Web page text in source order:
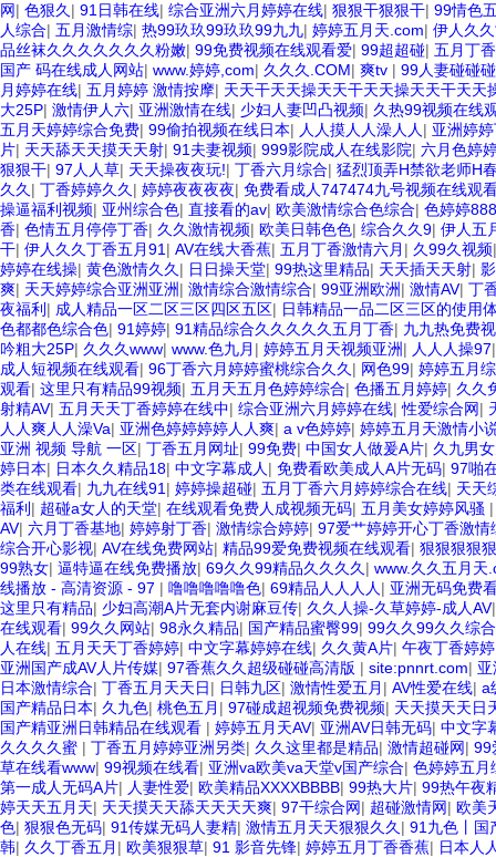
网| 色狠久 | 91日韩在线| 综合亚洲六月婷婷在线| 狠狠干狠狠干| 99情色
人综合| 五月激情综| 热99玖玖99玖玖99九九| 婷婷五月天.com| 伊人久
品丝袜久久久久久久久粉嫩| 99免费视频在线观看爱| 99超超碰| 五月丁
国产 码在线成人网站| www.婷婷,com| 久久久.COM| 爽tv | 99人妻碰碰
月婷婷在线| 五月婷婷 激情按摩| 天天干天天操天天干天天操天天干天天
大25P| 激情伊人六| 亚洲激情在线| 少妇人妻凹凸视频| 久热99视频在线
五月天婷婷综合免费| 99偷拍视频在线日本| 人人摸人人澡人人 | 亚洲婷
片| 天天舔天天摸天天射| 91夫妻视频| 999影院成人在线影院| 六月色婷
狠狠干| 97人人草| 天天操夜夜玩!| 丁香六月综合| 猛烈顶弄H禁欲老师H
久久 | 丁香婷婷久久 | 婷婷夜夜夜夜| 免费看成人747474九号视频在线观
操逼福利视频| 亚州综合色| 直接看的av| 欧美激情综合色综合| 色婷婷888
香| 色情五月停停丁香| 久久激情视频| 欧美日韩色色| 综合久久9| 伊人五
干| 伊人久久丁香五月91 | AV在线大香蕉| 五月丁香激情六月 | 久99久视频
婷婷在线操| 黄色激情久久 | 日日操天堂| 99热这里精品| 天天插天天射|
爽| 天天婷婷综合亚洲亚洲| 激情综合激情综合| 99亚洲欧洲| 激情AV| 丁
夜福利 | 成人精品一区二区三区四区五区| 日韩精品一品二区三区的使用
色都都色综合色| 91婷婷| 91精品综合久久久久久五月丁香| 九九热免费
吟粗大25P| 久久久www| www.色九月 | 婷婷五月天视频亚洲| 人人人操97
成人短视频在线观看| 96丁香六月婷婷蜜桃综合久久 | 网色99| 婷婷五月
观看| 这里只有精品99视频| 五月天五月色婷婷综合| 色播五月婷婷| 久久
射精AV| 五月天天丁香婷婷在线中| 综合亚洲六月婷婷在线|性爱综合网|
人人爽人人澡Va| 亚洲色婷婷婷婷人人爽| a v色婷婷| 婷婷五月天激情小
亚洲 视频 导航 一区| 丁香五月网址| 99免费| 中国女人做爰A片| 久九男
婷日本| 日本久久精品18| 中文字幕成人 | 免费看欧美成人A片无码| 97啪
类在线观看| 九九在线91 | 婷婷操超碰| 五月丁香六月婷婷综合在线| 天天
福利 | 超碰a女人的天堂| 在线观看免费人成视频无码| 五月美女婷婷风骚
AV| 六月丁香基地| 婷婷射丁香| 激情综合婷婷| 97爱艹婷婷开心丁香激情
综合开心影视| AV在线免费网站| 精品99爱免费视频在线观看| 狠狠狠狠
99熟女| 逼特逼在线免费播放| 69久久99精品久久久久 | www.久久五月天
线播放 - 高清资源 - 97 | 噜噜噜噜噜色| 69精品人人人人 | 亚洲无码免费
这里只有精品| 少妇高潮A片无套内谢麻豆传| 久久人操-久草婷婷-成人AV
在线观看| 99久久网站| 98永久精品| 国产精品蜜臀99| 99久久99久久综合
人在线| 五月天天丁香婷婷| 中文字幕婷婷在线| 久久黄A片| 午夜丁香婷婷
亚洲国产成AV人片传媒| 97香蕉久久超级碰碰高清版 | site:pnnrt.com|
日本激情综合| 丁香五月天天日| 日韩九区| 激情性爱五月 | AV性爱在线| a
国产精品日本| 久九色| 桃色五月 | 97碰成超视频免费视频| 天天摸天天日
国产精亚洲日韩精品在线观看 | 婷婷五月天AV| 亚洲AV日韩无码| 中文字
久久久久蜜 | 丁香五月婷婷亚洲另类| 久久这里都是精品| 激情超碰网| 99
草在线看www| 99视频在线看| 亚洲va欧美va天堂v国产综合| 色婷婷五月
第一成人无码A片| 人妻性爱| 欧美精品XXXXBBBB| 99热大片| 99热午夜
婷天天五月天| 天天摸天天舔天天天天爽| 97干综合网| 超碰激情网| 欧美
色| 狠狠色无码| 91传媒无码人妻精| 激情五月天天狠狠久久 | 91九色丨国
韩| 久久丁香五月 | 欧美狠狠草| 91 影音先锋| 婷婷五月丁香香蕉| 日本人